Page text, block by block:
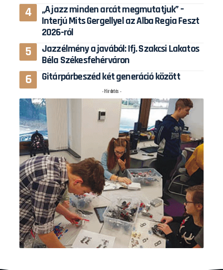
„A jazz minden arcát megmutatjuk” –
Interjú Mits Gergellyel az Alba Regia Feszt
2026-ról
Jazzélmény a javából: Ifj. Szakcsi Lakatos
Béla Székesfehérváron
Gitárpárbeszéd két generáció között
- Hirdetés -